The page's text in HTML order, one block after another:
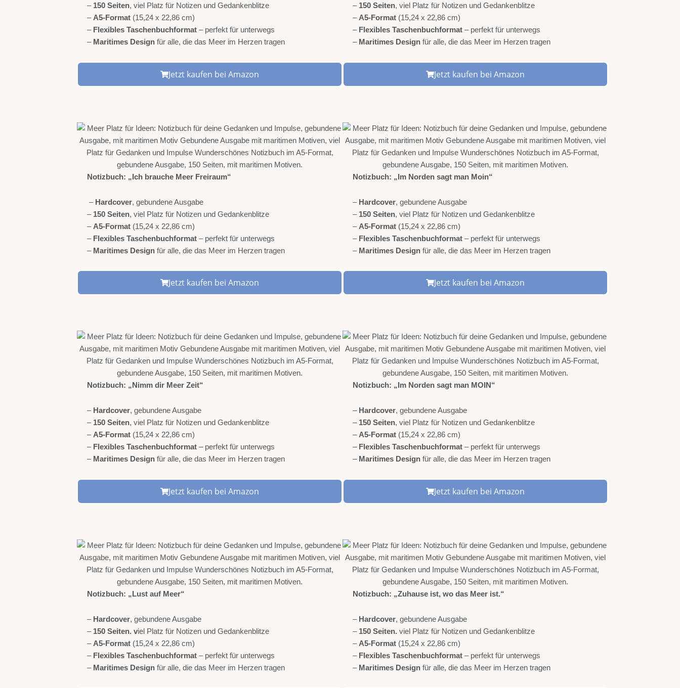
– 150 Seiten, viel Platz für Notizen und Gedankenblitze
– A5-Format (15,24 x 22,86 cm)
– Flexibles Taschenbuchformat – perfekt für unterwegs
– Maritimes Design für alle, die das Meer im Herzen tragen
Jetzt kaufen bei Amazon
– 150 Seiten, viel Platz für Notizen und Gedankenblitze
– A5-Format (15,24 x 22,86 cm)
– Flexibles Taschenbuchformat – perfekt für unterwegs
– Maritimes Design für alle, die das Meer im Herzen tragen
Jetzt kaufen bei Amazon
Notizbuch: „Ich brauche Meer Freiraum“
– Hardcover, gebundene Ausgabe
– 150 Seiten, viel Platz für Notizen und Gedankenblitze
– A5-Format (15,24 x 22,86 cm)
– Flexibles Taschenbuchformat – perfekt für unterwegs
– Maritimes Design für alle, die das Meer im Herzen tragen
Jetzt kaufen bei Amazon
Notizbuch: „Im Norden sagt man Moin“
– Hardcover, gebundene Ausgabe
– 150 Seiten, viel Platz für Notizen und Gedankenblitze
– A5-Format (15,24 x 22,86 cm)
– Flexibles Taschenbuchformat – perfekt für unterwegs
– Maritimes Design für alle, die das Meer im Herzen tragen
Jetzt kaufen bei Amazon
Notizbuch: „Nimm dir Meer Zeit“
– Hardcover, gebundene Ausgabe
– 150 Seiten, viel Platz für Notizen und Gedankenblitze
– A5-Format (15,24 x 22,86 cm)
– Flexibles Taschenbuchformat – perfekt für unterwegs
– Maritimes Design für alle, die das Meer im Herzen tragen
Jetzt kaufen bei Amazon
Notizbuch: „Im Norden sagt man MOIN“
– Hardcover, gebundene Ausgabe
– 150 Seiten, viel Platz für Notizen und Gedankenblitze
– A5-Format (15,24 x 22,86 cm)
– Flexibles Taschenbuchformat – perfekt für unterwegs
– Maritimes Design für alle, die das Meer im Herzen tragen
Jetzt kaufen bei Amazon
Notizbuch: „Lust auf Meer“
– Hardcover, gebundene Ausgabe
– 150 Seiten. viel Platz für Notizen und Gedankenblitze
– A5-Format (15,24 x 22,86 cm)
– Flexibles Taschenbuchformat – perfekt für unterwegs
– Maritimes Design für alle, die das Meer im Herzen tragen
Notizbuch: „Zuhause ist, wo das Meer ist.“
– Hardcover, gebundene Ausgabe
– 150 Seiten. viel Platz für Notizen und Gedankenblitze
– A5-Format (15,24 x 22,86 cm)
– Flexibles Taschenbuchformat – perfekt für unterwegs
– Maritimes Design für alle, die das Meer im Herzen tragen